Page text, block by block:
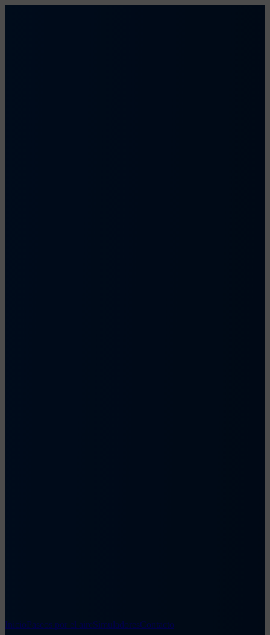
InicioPaseos por el aireSimuladoresContacto